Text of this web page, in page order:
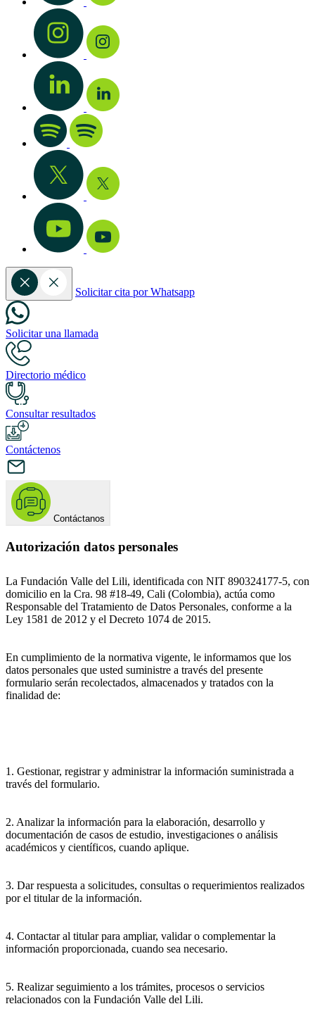
Solicitar cita por Whatsapp
Solicitar una llamada
Directorio médico
Consultar resultados
Contáctenos
Contáctanos
Autorización datos personales
La Fundación Valle del Lili, identificada con NIT 890324177-5, con
domicilio en la Cra. 98 #18-49, Cali (Colombia), actúa como
Responsable del Tratamiento de Datos Personales, conforme a la
Ley 1581 de 2012 y el Decreto 1074 de 2015.
En cumplimiento de la normativa vigente, le informamos que los
datos personales que usted suministre a través del presente
formulario serán recolectados, almacenados y tratados con la
finalidad de:
1. Gestionar, registrar y administrar la información suministrada a
través del formulario.
2. Analizar la información para la elaboración, desarrollo y
documentación de casos de estudio, investigaciones o análisis
académicos y científicos, cuando aplique.
3. Dar respuesta a solicitudes, consultas o requerimientos realizados
por el titular de la información.
4. Contactar al titular para ampliar, validar o complementar la
información proporcionada, cuando sea necesario.
5. Realizar seguimiento a los trámites, procesos o servicios
relacionados con la Fundación Valle del Lili.